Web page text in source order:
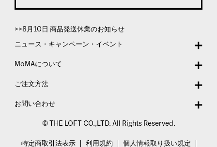
>>8月10日 商品発送休業のお知らせ
ニュース・キャンペーン・イベント
MoMAについて
ご注文方法
お問い合わせ
© THE LOFT CO.,LTD. All Rights Reserved.
特定商取引法表示 利用規約 個人情報取り扱い規定